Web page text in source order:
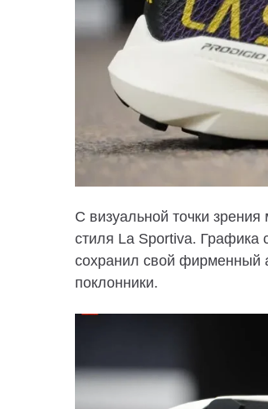
С визуальной точки
стиля La Sportiva. Графика
сохранил свой фирменный
поклонники.